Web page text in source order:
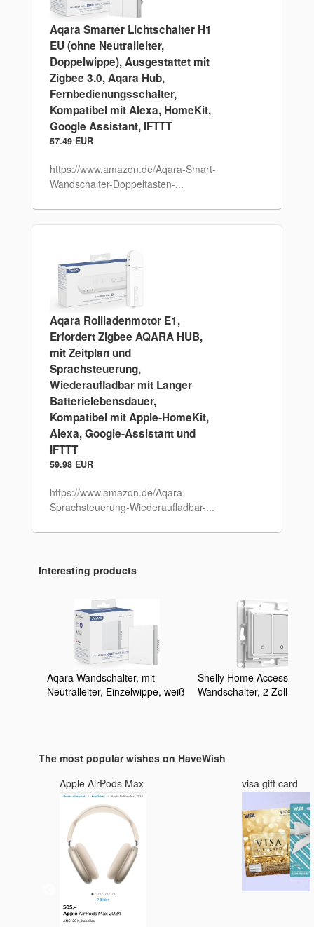
Aqara Smarter Lichtschalter H1
EU (ohne Neutralleiter,
Doppelwippe), Ausgestattet mit
Zigbee 3.0, Aqara Hub,
Fernbedienungsschalter,
Kompatibel mit Alexa, HomeKit,
Google Assistant, IFTTT
57.49 EUR
https://www.amazon.de/Aqara-Smart-
Wandschalter-Doppeltasten-...
Aqara Rollladenmotor E1,
Erfordert Zigbee AQARA HUB,
mit Zeitplan und
Sprachsteuerung,
Wiederaufladbar mit Langer
Batterielebensdauer,
Kompatibel mit Apple-HomeKit,
Alexa, Google-Assistant und
IFTTT
59.98 EUR
https://www.amazon.de/Aqara-
Sprachsteuerung-Wiederaufladbar-...
Interesting products
Aqara Wandschalter, mit
Neutralleiter, Einzelwippe, weiß
Shelly Home Accessories
Wandschalter, 2 Zoll,
The most popular wishes on HaveWish
Apple AirPods Max visa gift card